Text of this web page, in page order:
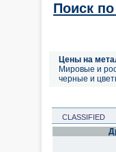
Поиск
Цены на
Мировые и
черные и
CLASSIFIED